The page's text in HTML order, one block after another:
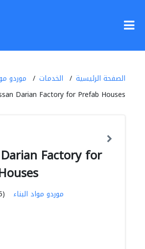
الصفحة الرئيسية الخدمات
موردو
Darian Factory for Prefab Houses
Factory for
موردو مواد البناء